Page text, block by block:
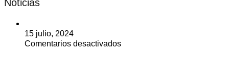
Noticias
15 julio, 2024
Comentarios desactivadosen